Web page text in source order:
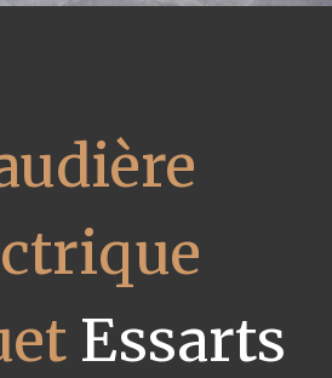
Essarts